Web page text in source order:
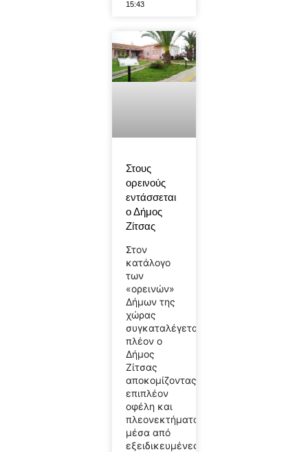
15:43
Στους
ορεινούς
εντάσσεται
ο Δήμος
Ζίτσας
Στον
κατάλογο
των
«ορεινών»
Δήμων της
χώρας
συγκαταλέγεται
πλέον ο
Δήμος
Ζίτσας
αποκομίζοντας
επιπλέον
οφέλη και
πλεονεκτήματα
μέσα από
εξειδικευμένες